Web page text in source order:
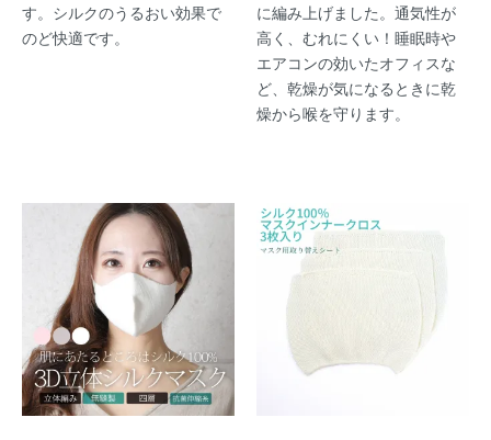
す。シルクのうるおい効果で
のど快適です。
に編み上げました。通気性が
高く、むれにくい！睡眠時や
エアコンの効いたオフィスな
ど、乾燥が気になるときに乾
燥から喉を守ります。